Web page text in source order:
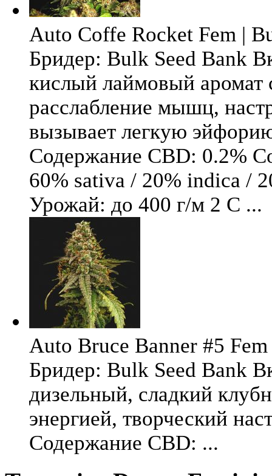
Auto Coffe Rocket Fem |
Бридер: Bulk Seed Bank
кислый лаймовый аромат
расслабление мышц,
вызывает легкую
Содержание CBD: 0.2%
60% sativa / 20% indica /
Урожай: до 400 г/м 2 С ...
Auto Bruce Banner #5
Бридер: Bulk Seed Bank
дизельный, сладкий
энергией, творческий
Содержание CBD: ...